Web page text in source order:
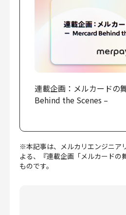
連載企画：メルカードの
Behind the Scenes –
※本記事は、メルカリエンジニア
よる、『連載企画「メルカードの
ものです。